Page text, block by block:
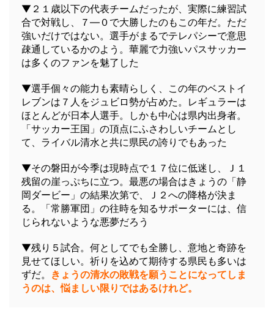
▼２１歳以下の代表チームだったが、実際に練習試
合で対戦し、７―０で大勝したのもこの年だ。ただ
強いだけではない。選手がまるでテレパシーで意思
疎通しているかのよう。華麗で力強いパスサッカー
は多くのファンを魅了した
▼選手個々の能力も素晴らしく、この年のベストイ
レブンは７人をジュビロ勢が占めた。レギュラーは
ほとんどが日本人選手。しかも中心は県内出身者。
「サッカー王国」の頂点にふさわしいチームとし
て、ライバル清水と共に県民の誇りでもあった
▼その磐田が今季は現時点で１７位に低迷し、Ｊ１
残留の崖っぷちに立つ。最悪の場合はきょうの「静
岡ダービー」の結果次第で、Ｊ２への降格が決ま
る。「常勝軍団」の往時を知るサポーターには、信
じられないような悪夢だろう
▼残り５試合。何としてでも全勝し、意地と奇跡を
見せてほしい。祈りを込めて期待する県民も多いは
ずだ。 きょうの清水の敗戦を願うことになってしま
うのは、悩ましい限りではあるけれど。